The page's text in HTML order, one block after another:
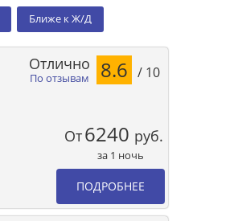
Ближе к Ж/Д
По отзывам
Отлично 8.6 / 10
От6240 руб.
за 1 ночь
ПОДРОБНЕЕ